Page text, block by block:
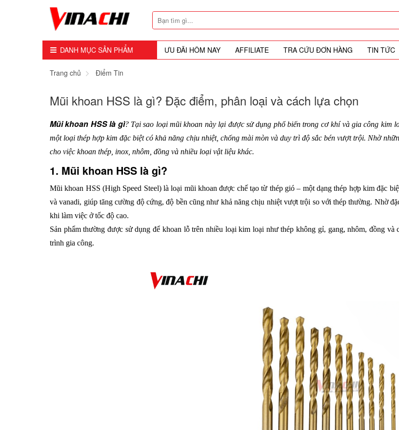
DANH MỤC SẢN PHẨM ƯU ĐÃI HÔM NAY AFFILIATE TRA CỨU ĐƠN HÀNG TIN TỨC
Dụng Cụ - Công Cụ
Máy Cầm Tay
Máy Chế Biến Gỗ
Thiết bị Dùng Hơi
Khóa - Phụ Kiện Cửa
Trang chủ Điểm Tin
Mũi khoan HSS là gì? Đặc điểm, phân loại và cách lựa chọn
Mũi khoan HSS là gì? Tại sao loại mũi khoan này lại được sử dụng phổ biến trong cơ khí và gia công kim
một loại thép hợp kim đặc biệt có khả năng chịu nhiệt, chống mài mòn và duy trì độ sắc bén vượt trội. Nhờ
cho việc khoan thép, inox, nhôm, đồng và nhiều loại vật liệu khác.
1. Mũi khoan HSS là gì?
Mũi khoan HSS (High Speed Steel) là loại mũi khoan được chế tạo từ thép gió – một dạng thép hợp kim đặc
và vanadi, giúp tăng cường độ cứng, độ bền cũng như khả năng chịu nhiệt vượt trội so với thép thường. Nhờ
khi làm việc ở tốc độ cao.
Sản phẩm thường được sử dụng để khoan lỗ trên nhiều loại kim loại như thép không gỉ, gang, nhôm, đồng
trình gia công.